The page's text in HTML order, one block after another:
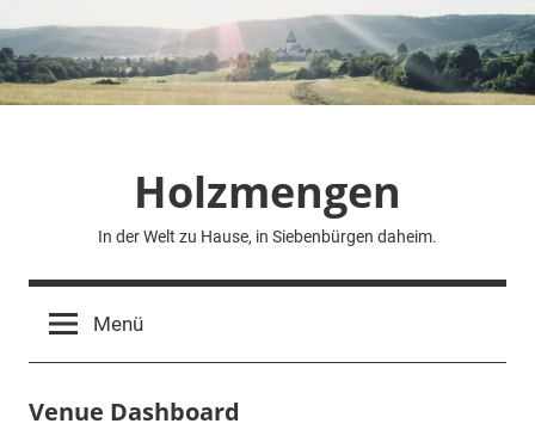
Inhalt
springen
Holzmengen
In der Welt zu Hause, in Siebenbürgen daheim.
Menü
Venue Dashboard